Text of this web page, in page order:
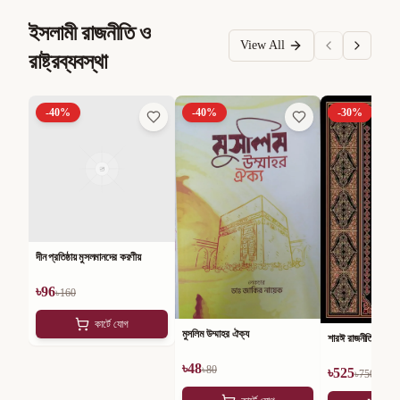
ইসলামী রাজনীতি ও
রাষ্ট্রব্যবস্থা
View All
-40%
দীন প্রতিষ্ঠায় মুসলমানদের করণীয়
৳96৳160
কার্টে যোগ
-40%
মুসলিম উম্মাহর ঐক্য
৳48৳80
-30%
শারঈ রাজনীতি
৳525৳750